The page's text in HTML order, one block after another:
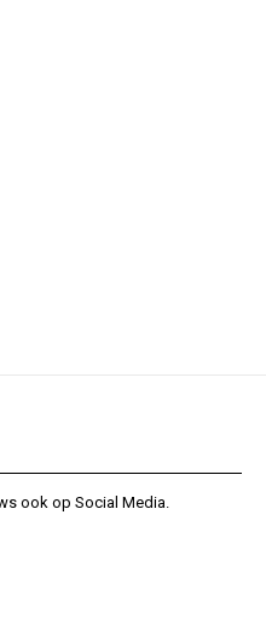
ook op Social Media.